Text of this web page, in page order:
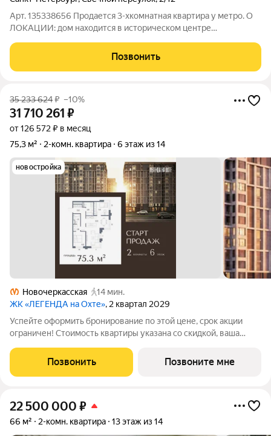
Арт. 135338656 Продается 3-хкомнатная квартира у метро. О
ЛОКАЦИИ: дом находится в историческом центре
м.Владимирская и м.Достоевская. Тихие вымощенные
брусчаткой улицы-прекрасное место для прогулок.
Позвонить
35 233 624₽ –10%
31 710 261 ₽
от 126 572 ₽ в месяц
75,3 м²
2-комн. квартира 6 этаж из 14
новостройка
Новочеркасская
14 мин.
ЖК «ЛЕГЕНДА на Охте», 2 квартал 2029
Успейте оформить бронирование по этой цене, срок акции
ограничен! Стоимость квартиры указана со скидкой, ваша
обращайтесь в офис продаж, мы вам все подробно расскажем.
Продается 2-комн. квартира от
Позвонить Позвоните мне
22 500 000 ₽
66 м² 2-комн. квартира 13 этаж из 14